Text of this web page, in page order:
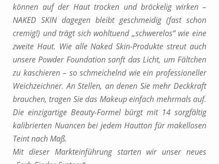
können auf der Haut trocken und bröckelig wirken –
NAKED SKIN dagegen bleibt geschmeidig (fast schon
cremig!) und trägt sich wohltuend „schwerelos“ wie eine
zweite Haut. Wie alle Naked Skin-Produkte streut auch
unsere Powder Foundation sanft das Licht, um Fältchen
zu kaschieren – so schmeichelnd wie ein professioneller
Weichzeichner. An Stellen, an denen Sie mehr Deckkraft
brauchen, tragen Sie das Makeup einfach mehrmals auf.
Die einzigartige Beauty-Formel bürgt mit 14 sorgfältig
kalibrierten Nuancen bei jedem Hautton für makellosen
Teint nach Maß.
Mit dieser Markteinführung starten wir unser neues